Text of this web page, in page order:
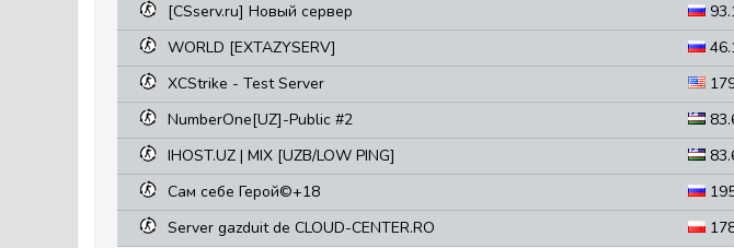
[CSserv.ru] Новый сервер
WORLD [EXTAZYSERV]
XCStrike - Test Server
NumberOne[UZ]-Public #2
IHOST.UZ | MIX [UZB/LOW PING]
Сам себе Герой©+18
Server gazduit de CLOUD-CENTER.RO